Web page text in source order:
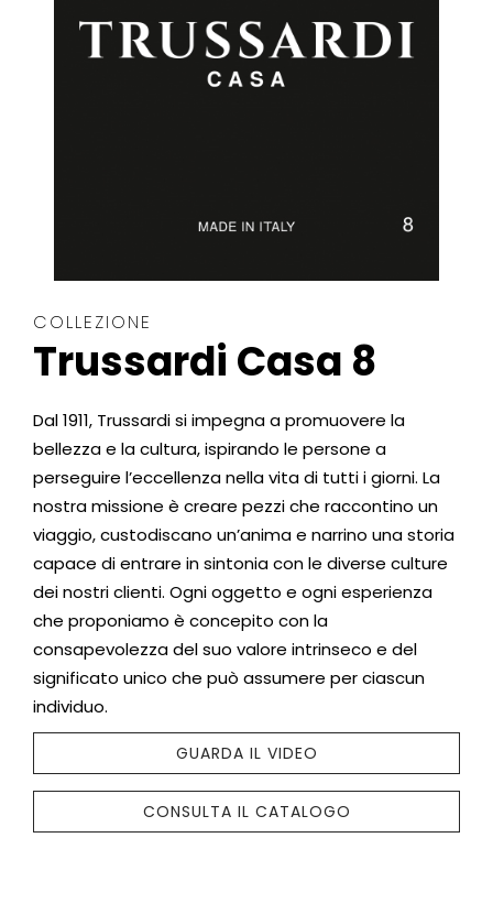
COLLEZIONE
Trussardi Casa 8
Dal 1911, Trussardi si impegna a promuovere la
bellezza e la cultura, ispirando le persone a
perseguire l’eccellenza nella vita di tutti i giorni. La
nostra missione è creare pezzi che raccontino un
viaggio, custodiscano un’anima e narrino una storia
capace di entrare in sintonia con le diverse culture
dei nostri clienti. Ogni oggetto e ogni esperienza
che proponiamo è concepito con la
consapevolezza del suo valore intrinseco e del
significato unico che può assumere per ciascun
individuo.
GUARDA IL VIDEO
CONSULTA IL CATALOGO